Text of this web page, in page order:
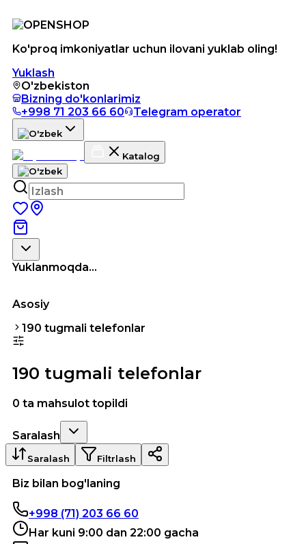
Ko'proq imkoniyatlar uchun ilovani yuklab oling!
Yuklash
O'zbekiston
Bizning do'konlarimiz
+998 71 203 66 60
Telegram operator
Katalog
Yuklanmoqda...
Asosiy
190 tugmali telefonlar
190 tugmali telefonlar
0 ta mahsulot topildi
Saralash
Saralash Filtrlash
Biz bilan bog'laning
+998 (71) 203 66 60
Har kuni 9:00 dan 22:00 gacha